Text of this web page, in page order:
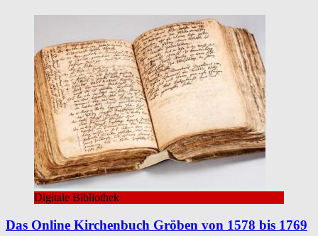
Digitale Bibliothek
Das Online Kirchenbuch Gröben von 1578 bis 1769